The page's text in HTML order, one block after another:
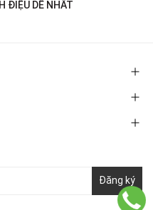
ĐIỆU DỄ NHẤT
Đăng ký